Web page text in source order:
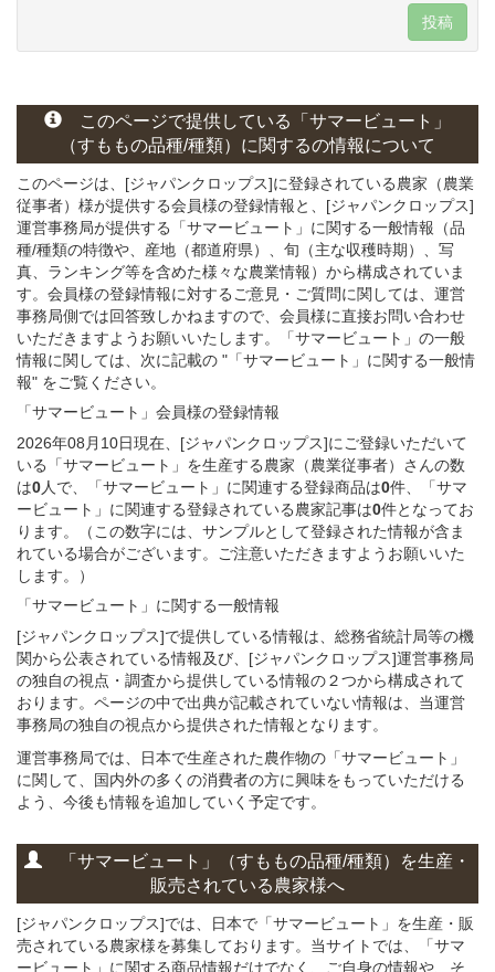
投稿
このページで提供している
「サマービュート」
（すももの品種/種類） に関するの情報について
このページは、[ジャパンクロップス]に登録されている農家（農業
従事者）様が提供する会員様の登録情報と、[ジャパンクロップス]
運営事務局が提供する「サマービュート」 に関する一般情報（品
種/種類の特徴や、産地（都道府県）、旬（主な収穫時期）、写
真、ランキング等を含めた様々な農業情報）から構成されていま
す。会員様の登録情報に対するご意見・ご質問に関しては、運営
事務局側では回答致しかねますので、会員様に直接お問い合わせ
いただきますようお願いいたします。「サマービュート」の一般
情報に関しては、次に記載の "「サマービュート」に関する一般情
報" をご覧ください。
「サマービュート」会員様の登録情報
2026年08月10日現在、[ジャパンクロップス]にご登録いただいて
いる「サマービュート」を生産する農家（農業従事者）さんの数
は0人で、「サマービュート」に関連する登録商品は0件、「サマ
ービュート」に関連する登録されている農家記事は0件となってお
ります。（この数字には、サンプルとして登録された情報が含ま
れている場合がございます。ご注意いただきますようお願いいた
します。）
「サマービュート」に関する一般情報
[ジャパンクロップス]で提供している情報は、総務省統計局等の機
関から公表されている情報及び、[ジャパンクロップス]運営事務局
の独自の視点・調査から提供している情報の２つから構成されて
おります。ページの中で出典が記載されていない情報は、当運営
事務局の独自の視点から提供された情報となります。
運営事務局では、日本で生産された農作物の「サマービュート」
に関して、国内外の多くの消費者の方に興味をもっていただける
よう、今後も情報を追加していく予定です。
「サマービュート」 （すももの品種/種類） を生産・
販売されている農家様へ
[ジャパンクロップス]では、日本で「サマービュート」を生産・販
売されている農家様を募集しております。当サイトでは、「サマ
ービュート」に関する商品情報だけでなく、ご自身の情報や、そ